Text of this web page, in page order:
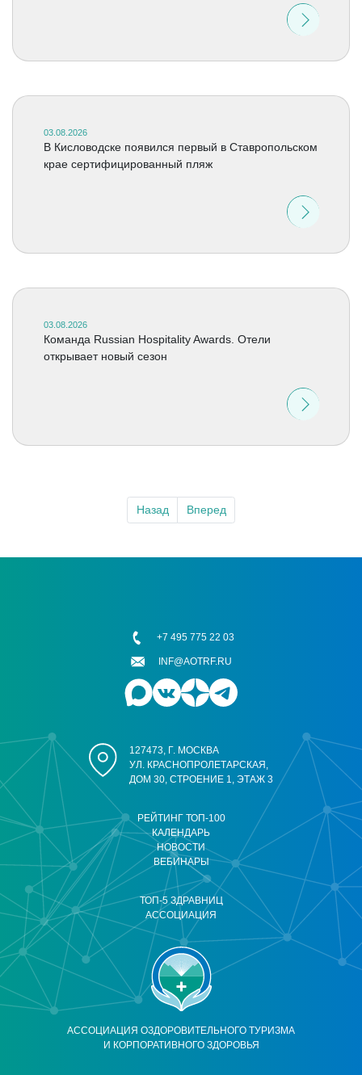
03.08.2026
В Кисловодске появился первый в Ставропольском
крае сертифицированный пляж
03.08.2026
Команда Russian Hospitality Awards. Отели
открывает новый сезон
Назад Вперед
АССОЦИАЦИЯ ОЗДОРОВИТЕЛЬНОГО ТУРИЗМА
И КОРПОРАТИВНОГО ЗДОРОВЬЯ
РЕЙТИНГ ТОП-100
КАЛЕНДАРЬ
НОВОСТИ
ВЕБИНАРЫ
ТОП-5 ЗДРАВНИЦ
АССОЦИАЦИЯ
127473, Г. МОСКВА
УЛ. КРАСНОПРОЛЕТАРСКАЯ,
ДОМ 30, СТРОЕНИЕ 1, ЭТАЖ 3
+7 495 775 22 03
INF@AOTRF.RU